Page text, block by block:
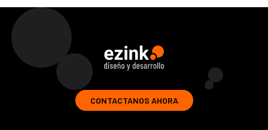
ezink | diseno y desarrollo de soluciones web
CONTACTANOS AHORA